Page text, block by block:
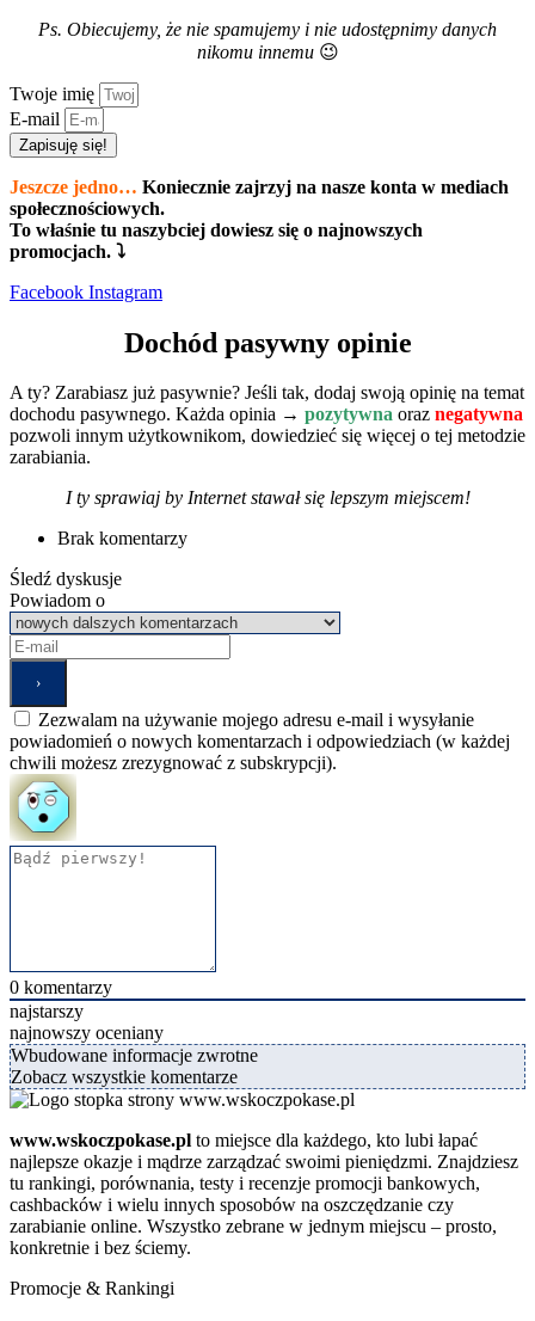
Ps. Obiecujemy, że nie spamujemy i nie udostępnimy danych
nikomu innemu😉
Twoje imię
E-mail
Zapisuję się!
Jeszcze jedno… Koniecznie zajrzyj na nasze konta w mediach
społecznościowych.
To właśnie tu naszybciej dowiesz się o najnowszych
promocjach. ⤵
Facebook Instagram
Dochód pasywny opinie
A ty? Zarabiasz już pasywnie? Jeśli tak, dodaj swoją opinię na temat
dochodu pasywnego. Każda opinia → pozytywna oraz negatywna
pozwoli innym użytkownikom, dowiedzieć się więcej o tej metodzie
zarabiania.
I ty sprawiaj by Internet stawał się lepszym miejscem!
Brak komentarzy
Śledź dyskusje
Powiadom o
Zezwalam na używanie mojego adresu e-mail i wysyłanie
powiadomień o nowych komentarzach i odpowiedziach (w każdej
chwili możesz zrezygnować z subskrypcji).
0 komentarzy
najstarszy
najnowszy oceniany
Wbudowane informacje zwrotne
Zobacz wszystkie komentarze
www.wskoczpokase.pl to miejsce dla każdego, kto lubi łapać
najlepsze okazje i mądrze zarządzać swoimi pieniędzmi. Znajdziesz
tu rankingi, porównania, testy i recenzje promocji bankowych,
cashbacków i wielu innych sposobów na oszczędzanie czy
zarabianie online. Wszystko zebrane w jednym miejscu – prosto,
konkretnie i bez ściemy.
Promocje & Rankingi